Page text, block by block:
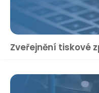
Zveřejnění tiskové